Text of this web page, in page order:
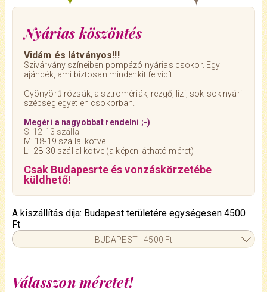
Nyárias köszöntés
Vidám és látványos!!!
Szivárvány színeiben pompázó nyárias csokor. Egy
ajándék, ami biztosan mindenkit felvidít!
Gyönyörű rózsák, alsztromériák, rezgő, lizi, sok-sok nyári
szépség egyetlen csokorban.
Megéri a nagyobbat rendelni ;-)
S: 12-13 szállal
M: 18-19 szállal kötve
L: 28-30 szállal kötve (a képen látható méret)
Csak Budapesrte és vonzáskörzetébe
küldhető!
Válasszon méretet!
A kiszállítás díja: Budapest területére egységesen 4500
Ft
BUDAPEST - 4500 Ft